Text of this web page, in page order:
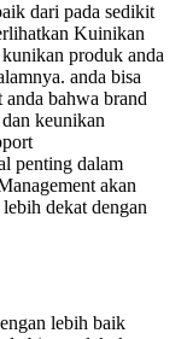
dari pada sedikit
Kuinikan
produk anda
anda bisa
bahwa brand
keunikan
penting dalam
akan
dekat dengan
lebih baik